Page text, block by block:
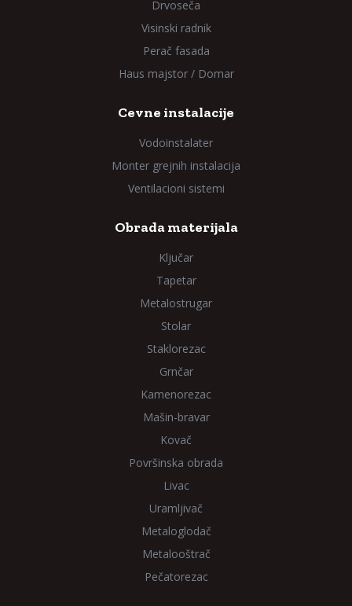
Drvoseča
Visinski radnik
Perač fasada
Haus majstor / Domar
Cevne instalacije
Vodoinstalater
Monter grejnih instalacija
Ventilacioni sistemi
Obrada materijala
Ključar
Tapetar
Metalostrugar
Stolar
Staklorezac
Grnčar
Kamenorezac
Mašin-bravar
Kovač
Površinska obrada
Livac
Uramljivač
Metaloglodač
Metalooštrač
Pečatorezac